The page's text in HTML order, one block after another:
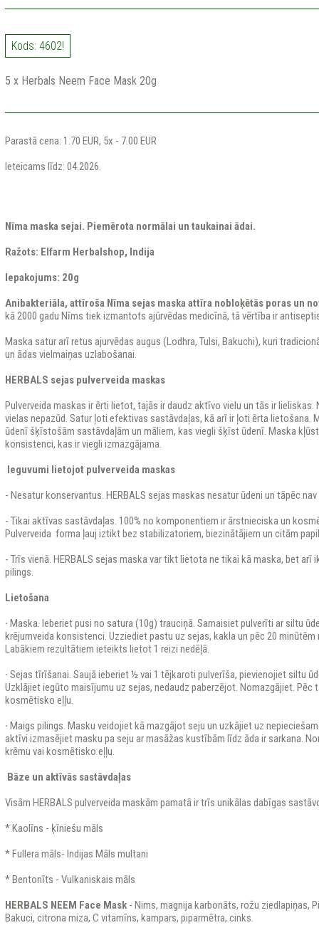
Kods: 4602!
5 x Herbals Neem Face Mask 20g
Parastā cena: 1.70 EUR, 5x - 7.00 EUR
Ieteicams līdz: 04.2026.
Nīma maska sejai. Piemērota normālai un taukainai ādai.
Ražots: Elfarm Herbalshop, Indija
Iepakojums: 20g
Anibakteriāla, attīroša Nīma sejas maska attīra nobloķētās poras un
kā 2000 gadu Nīms tiek izmantots ajūrvēdas medicīnā, tā vērtība ir
Maska satur arī retus ajurvēdas augus (Lodhra, Tulsi, Bakuchi), kuri
un ādas vielmaiņas uzlabošanai.
HERBALS sejas pulverveida maskas
Pulverveida maskas ir ērti lietot, tajās ir daudz aktīvo vielu un tās ir
vielas nepazūd. Satur ļoti efektivas sastāvdaļas, kā arī ir ļoti ērta lietošana.
ūdenī šķīstošām sastāvdaļām un māliem, kas viegli šķīst ūdenī. Maska
konsistenci, kas ir viegli izmazgājama.
Ieguvumi lietojot pulverveida maskas
- Nesatur konservantus. HERBALS sejas maskas nesatur ūdeni un tāpēc
- Tikai aktīvas sastāvdaļas. 100% no komponentiem ir ārstnieciska un
Pulverveida forma ļauj iztikt bez stabilizatoriem, biezinātājiem un citām
- Trīs vienā. HERBALS sejas maska var tikt lietota ne tikai kā maska, bet arī
pilings.
Lietošana
· Maska. Ieberiet pusi no satura (10g) trauciņā. Samaisiet pulverīti ar siltu
krējumveida konsistenci. Uzziediet pastu uz sejas, kakla un pēc 20
Labākiem rezultātiem ieteikts lietot 1 reizi nedēļā.
· Sejas tīrīšanai. Saujā ieberiet ½ vai 1 tējkaroti pulverīša, pievienojiet siltu
Uzklājiet iegūto maisījumu uz sejas, nedaudz paberzējot. Nomazgājiet. Pēc
kosmētisko eļļu.
· Maigs pilings. Masku veidojiet kā mazgājot seju un uzkājiet uz
aktīvi izmasējiet masku pa seju ar masāžas kustībām līdz āda ir sarkana.
krēmu vai kosmētisko eļļu.
Bāze un aktīvās sastāvdaļas
Visām HERBALS pulverveida maskām pamatā ir trīs unikālas dabīgas
* Kaolīns - ķīniešu māls
* Fullera māls- Indijas Māls multani
* Bentonīts -
HERBALS NEEM Face Mask- Nims, magnija karbonāts, rožu ziedlapiņas,
Bakuci, citrona miza, C vitamīns, kampars, piparmētra, cinks.